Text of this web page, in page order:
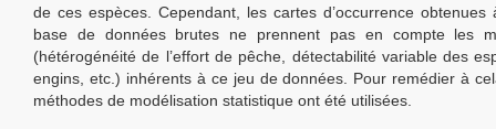
de ces espèces. Cependant, les cartes d’occurrence
base de données brutes ne prennent pas en compte les
(hétérogénéité de l’effort de pêche, détectabilité variable des
engins, etc.) inhérents à ce jeu de données. Pour remédier à
méthodes de modélisation statistique ont été utilisées.